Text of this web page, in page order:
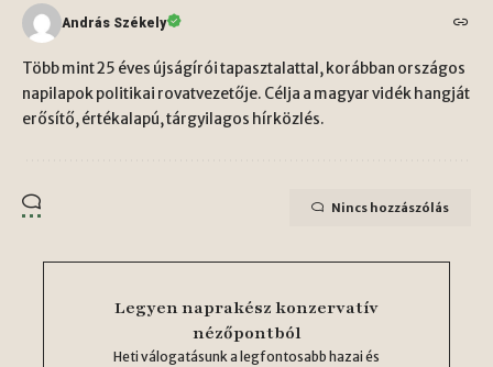
András Székely
Több mint 25 éves újságírói tapasztalattal, korábban országos
napilapok politikai rovatvezetője. Célja a magyar vidék hangját
erősítő, értékalapú, tárgyilagos hírközlés.
Nincs hozzászólás
Legyen naprakész konzervatív
nézőpontból
Heti válogatásunk a legfontosabb hazai és